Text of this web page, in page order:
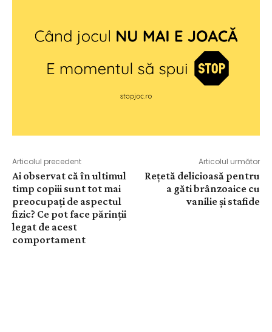
Articolul precedent
Ai observat că în ultimul
timp copiii sunt tot mai
preocupaţi de aspectul
fizic? Ce pot face părinții
legat de acest
comportament
Articolul următor
Rețetă delicioasă pentru
a găti brânzoaice cu
vanilie și stafide